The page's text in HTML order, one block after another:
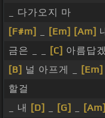
_ 다가오지 마
[F#m]
[Em] [Am]
금은 _ _
[C] 아름답
[B] 널 아프게 _ [Em]
할걸
_ 내
[D] [G] [Am]